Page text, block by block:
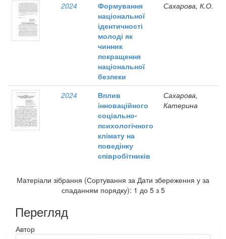
2024
Формування
національної
ідентичності
молоді як
чинник
покращення
національної
безпеки
Сахарова, К.О.
2024
Вплив
інноваційного
соціально-
психологічного
клімату на
поведінку
співробітників
Сахарова,
Катерина
Матеріали зібрання (Сортування за Дати збереження у за
спаданням порядку): 1 до 5 з 5
Перегляд
Автор